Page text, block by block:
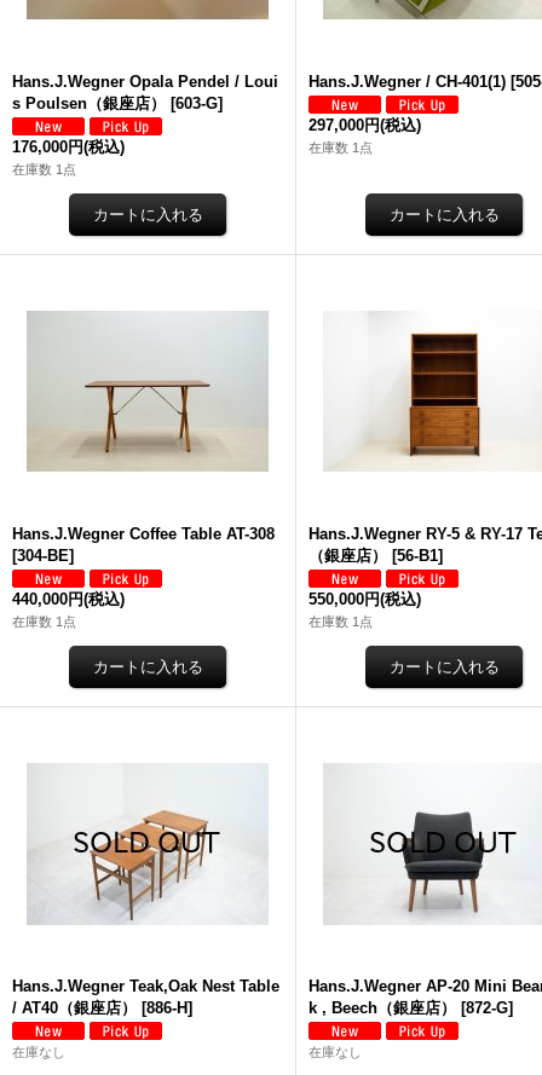
Hans.J.Wegner Opala Pendel / Loui
s Poulsen（銀座店）
[603-G]
176,000円(税込)
在庫数 1点
Hans.J.Wegner / CH-401(1) [
297,000円(税込)
在庫数 1点
Hans.J.Wegner Coffee Table AT-308
[304-BE]
440,000円(税込)
在庫数 1点
Hans.J.Wegner RY-5 & RY-17
（銀座店）
[56-B1]
550,000円(税込)
在庫数 1点
Hans.J.Wegner Teak,Oak Nest Table
/ AT40（銀座店）
[886-H]
在庫なし
Hans.J.Wegner AP-20 Mini
k , Beech（銀座店）
[872-G]
在庫なし